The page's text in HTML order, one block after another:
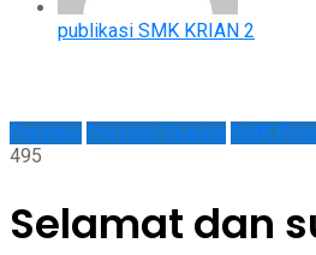
publikasi SMK KRIAN 2
Prestasi Prestasi Skarida SMK
495
Selamat dan